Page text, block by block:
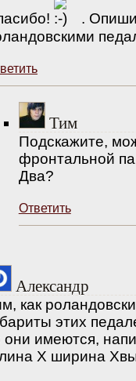
.
Тим
Подскажите,
фронтальной
Два?
Ответить
Александр
как
этих
они имеются,
Х ширина